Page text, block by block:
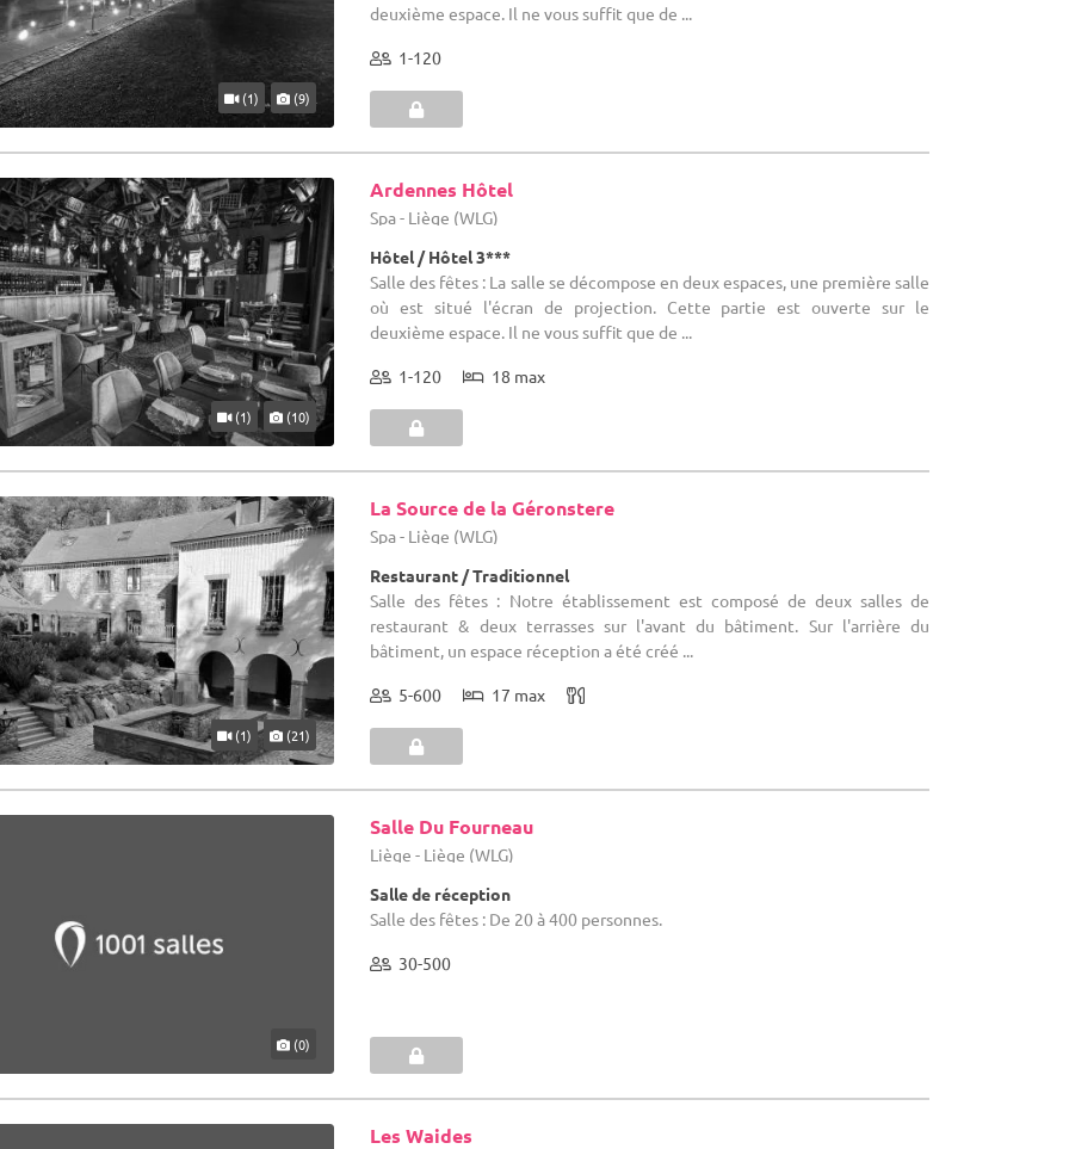
(1) (9)
deuxième espace. Il ne vous suffit que de ...
1-120
(1) (10)
Ardennes Hôtel
Spa - Liège (WLG)
Hôtel / Hôtel 3***
Salle des fêtes : La salle se décompose en deux espaces, une première salle
où est situé l'écran de projection. Cette partie est ouverte sur le
deuxième espace. Il ne vous suffit que de ...
1-120 18 max
(1) (21)
La Source de la Géronstere
Spa - Liège (WLG)
Restaurant / Traditionnel
Salle des fêtes : Notre établissement est composé de deux salles de
restaurant & deux terrasses sur l'avant du bâtiment. Sur l'arrière du
bâtiment, un espace réception a été créé ...
5-600 17 max
(0)
Salle Du Fourneau
Liège - Liège (WLG)
Salle de réception
Salle des fêtes : De 20 à 400 personnes.
30-500
Les Waides